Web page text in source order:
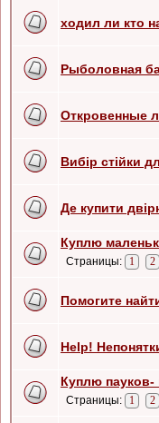
ходил ли кто
Рыболовная
Откровенные
Вибір стійки
Де купити
Куплю
Страницы: 1 2
Помогите
Help!
Куплю пауков-
Страницы: 1 2